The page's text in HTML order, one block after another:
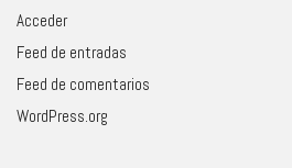
Acceder
Feed de entradas
Feed de comentarios
WordPress.org